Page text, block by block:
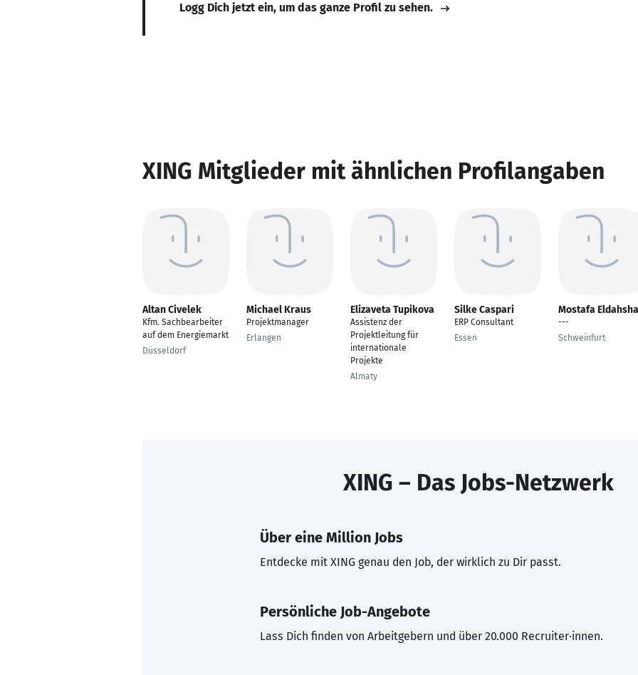
Logg Dich jetzt ein, um das ganze Profil zu sehen.
XING Mitglieder mit ähnlichen Profilangaben
Altan Civelek
Kfm. Sachbearbeiter
auf dem Energiemarkt
Düsseldorf
Michael Kraus
Projektmanager
Erlangen
Elizaveta Tupikova
Assistenz der
Projektleitung für
internationale
Projekte
Almaty
Silke Caspari
ERP Consultant
Essen
Mostafa
---
Schweinfurt
XING – Das Jobs-Netzwerk
Über eine Million Jobs
Entdecke mit XING genau den Job, der wirklich zu Dir passt.
Persönliche Job-Angebote
Lass Dich finden von Arbeitgebern und über 20.000 Recruiter·innen.